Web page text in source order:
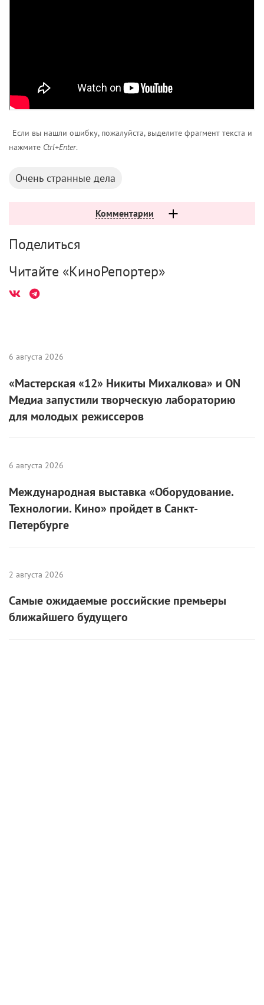
Если вы нашли ошибку, пожалуйста, выделите фрагмент текста и
нажмите Ctrl+Enter.
Очень странные дела
Комментарии
Поделиться
Читайте «КиноРепортер»
6 августа 2026
«Мастерская «12» Никиты Михалкова» и ON
Медиа запустили творческую лабораторию
для молодых режиссеров
6 августа 2026
Международная выставка «Оборудование.
Технологии. Кино» пройдет в Санкт-
Петербурге
2 августа 2026
Самые ожидаемые российские премьеры
ближайшего будущего